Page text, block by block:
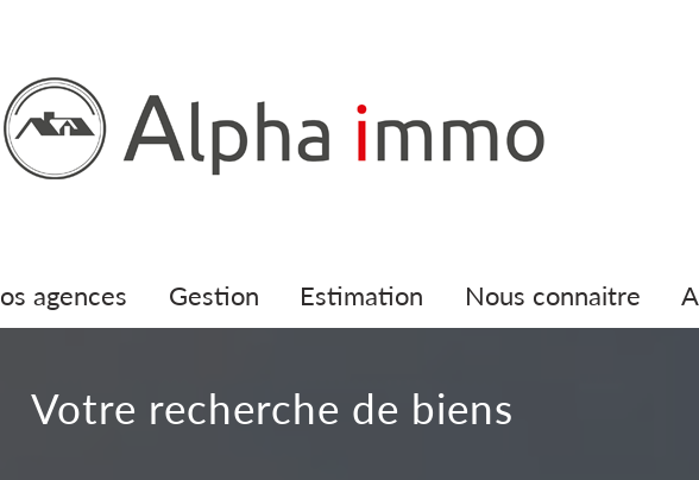
nos agences gestion estimation nous connaitre
votre recherche de biens